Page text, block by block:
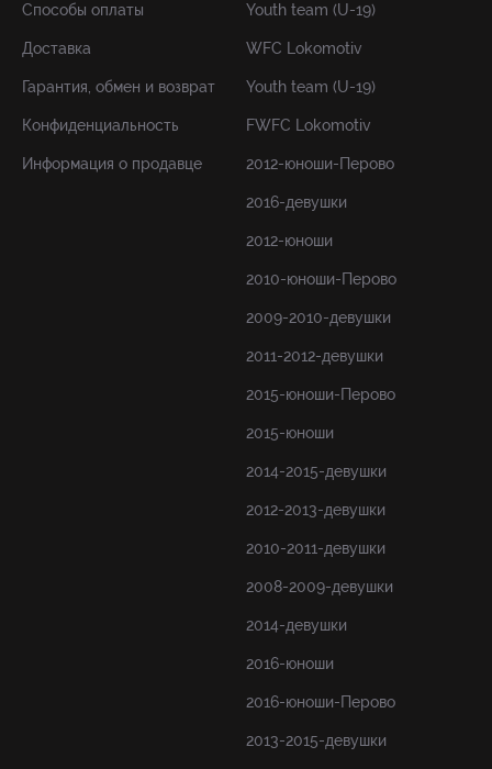
Способы оплаты
Доставка
Гарантия, обмен и возврат
Конфиденциальность
Информация о продавце
Youth team (U-19)
WFC Lokomotiv
Youth team (U-19)
FWFC Lokomotiv
2012-юноши-Перово
2016-девушки
2012-юноши
2010-юноши-Перово
2009-2010-девушки
2011-2012-девушки
2015-юноши-Перово
2015-юноши
2014-2015-девушки
2012-2013-девушки
2010-2011-девушки
2008-2009-девушки
2014-девушки
2016-юноши
2016-юноши-Перово
2013-2015-девушки